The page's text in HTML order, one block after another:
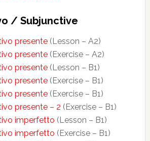
/ Subjunctive
presente(Lesson – A2)
presente(Exercise – A2)
presente(Lesson – B1)
presente(Exercise – B1)
presente(Exercise – B1)
presente – 2 (Exercise – B1)
imperfetto (Lesson – B1)
imperfetto (Exercise – B1)